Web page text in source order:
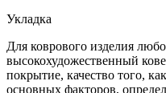
Укладка
Для коврового изделия
высокохудожественный
покрытие, качество того,
основных факторов,